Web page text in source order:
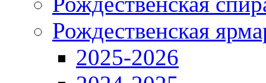
Рождественская
2025-2026